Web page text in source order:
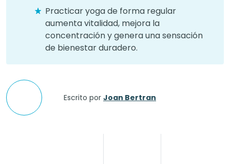
Practicar yoga de forma regular
aumenta vitalidad, mejora la
concentración y genera una sensación
de bienestar duradero.
Escrito por Joan Bertran